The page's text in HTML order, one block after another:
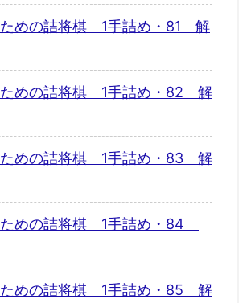
ための詰将棋 1手詰め・81 解
ための詰将棋 1手詰め・82 解
ための詰将棋 1手詰め・83 解
ための詰将棋 1手詰め・84
ための詰将棋 1手詰め・85 解